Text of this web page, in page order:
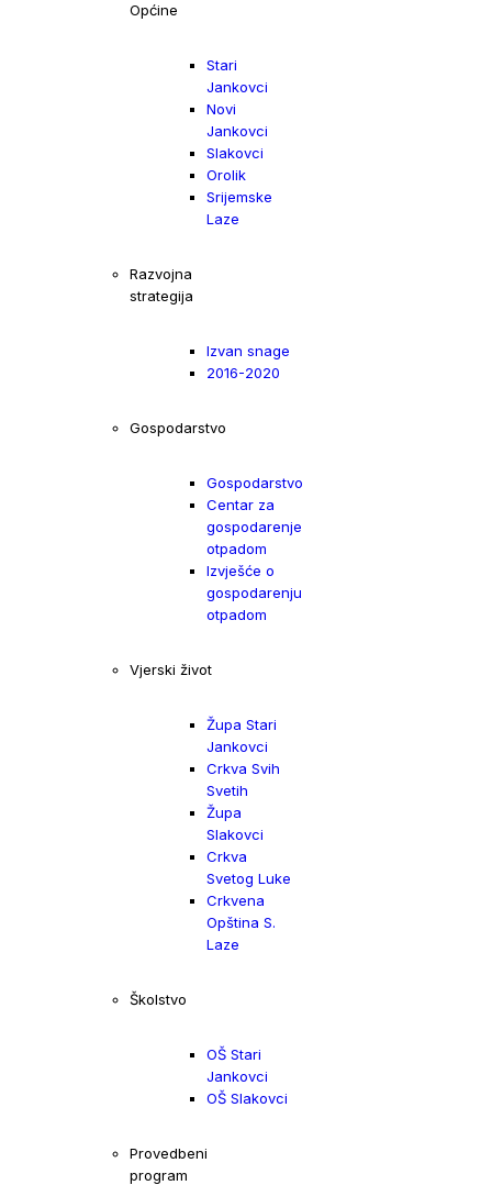
Općine
Stari
Jankovci
Novi
Jankovci
Slakovci
Orolik
Srijemske
Laze
Razvojna
strategija
Izvan snage
2016-2020
Gospodarstvo
Gospodarstvo
Centar za
gospodarenje
otpadom
Izvješće o
gospodarenju
otpadom
Vjerski život
Župa Stari
Jankovci
Crkva Svih
Svetih
Župa
Slakovci
Crkva
Svetog Luke
Crkvena
Opština S.
Laze
Školstvo
OŠ Stari
Jankovci
OŠ Slakovci
Provedbeni
program